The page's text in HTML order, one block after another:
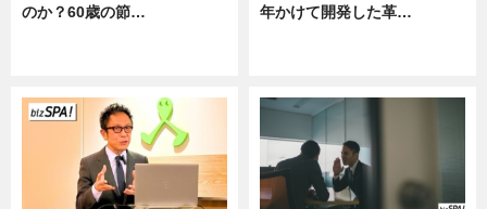
のか？60歳の節…
年かけて開発した革…